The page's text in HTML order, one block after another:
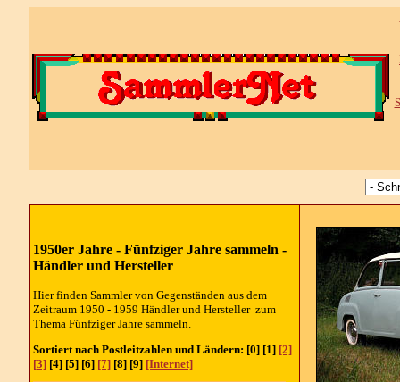
1950er Jahre - Fünfziger Jahre sammeln -
Händler und Hersteller
Hier finden Sammler von Gegenständen aus dem
Zeitraum 1950 - 1959 Händler und Hersteller zum
Thema Fünfziger Jahre sammeln.
Sortiert nach Postleitzahlen und Ländern: [0] [1] [2]
[3][4] [5] [6] [7][8] [9] [Internet]